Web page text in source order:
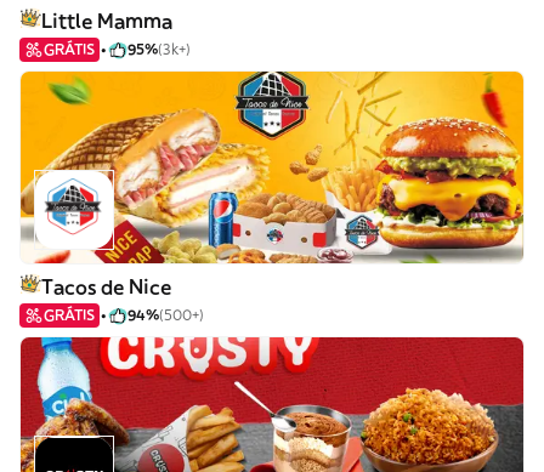
Little Mamma
GRÁTIS 95%(3k+)
Tacos de Nice
GRÁTIS 94%(500+)